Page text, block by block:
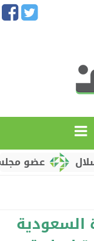
عضو مجلس
السعودية